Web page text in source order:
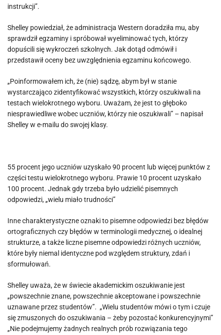
instrukcji”.
Shelley powiedział, że administracja Western doradziła mu, aby
sprawdził egzaminy i spróbował wyeliminować tych, którzy
dopuścili się wykroczeń szkolnych. Jak dotąd odmówił i
przedstawił oceny bez uwzględnienia egzaminu końcowego.
„Poinformowałem ich, że (nie) sądzę, abym był w stanie
wystarczająco zidentyfikować wszystkich, którzy oszukiwali na
testach wielokrotnego wyboru. Uważam, że jest to głęboko
niesprawiedliwe wobec uczniów, którzy nie oszukiwali” – napisał
Shelley w e-mailu do swojej klasy.
55 procent jego uczniów uzyskało 90 procent lub więcej punktów z
części testu wielokrotnego wyboru. Prawie 10 procent uzyskało
100 procent. Jednak gdy trzeba było udzielić pisemnych
odpowiedzi, „wielu miało trudności”
Inne charakterystyczne oznaki to pisemne odpowiedzi bez błędów
ortograficznych czy błędów w terminologii medycznej, o idealnej
strukturze, a także liczne pisemne odpowiedzi różnych uczniów,
które były niemal identyczne pod względem struktury, zdań i
sformułowań.
Shelley uważa, że ​​w świecie akademickim oszukiwanie jest
„powszechnie znane, powszechnie akceptowane i powszechnie
uznawane przez studentów”. „Wielu studentów mówi o tym i czuje
się zmuszonych do oszukiwania – żeby pozostać konkurencyjnymi”
„Nie podejmujemy żadnych realnych prób rozwiązania tego